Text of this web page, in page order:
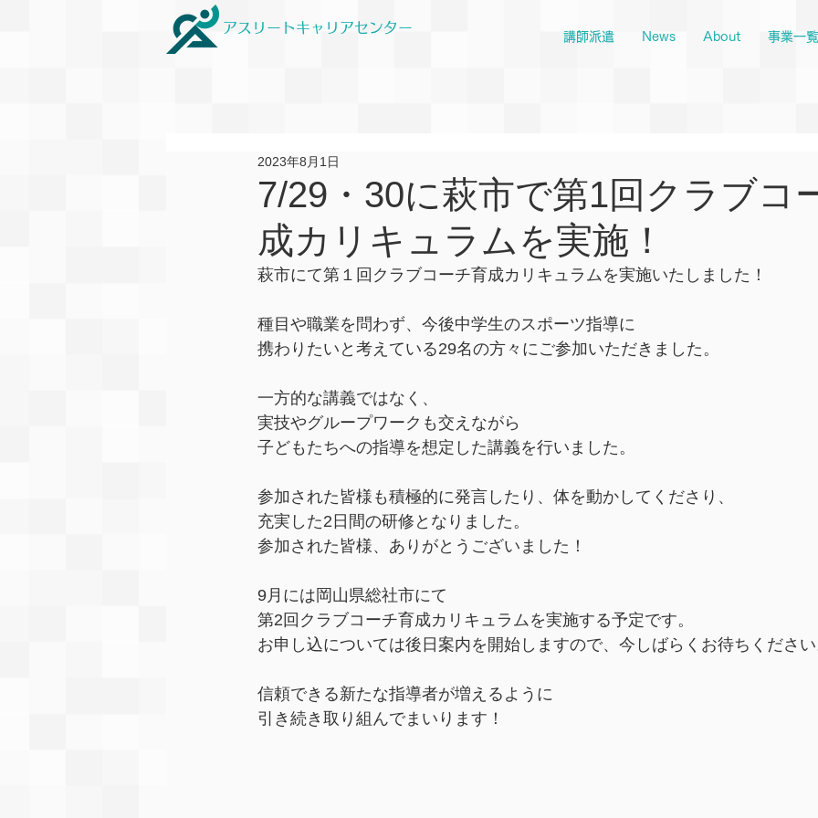
講師派遣 News About 事業一覧
アスリートキャリアセンター
7/29・30に萩市で第1回クラブコ
成カリキュラムを実施！
2023年8月1日
萩市にて第１回クラブコーチ育成カリキュラムを実施いたしました！
種目や職業を問わず、今後中学生のスポーツ指導に
携わりたいと考えている29名の方々にご参加いただきました。
一方的な講義ではなく、
実技やグループワークも交えながら
子どもたちへの指導を想定した講義を行いました。
参加された皆様も積極的に発言したり、体を動かしてくださり、
充実した2日間の研修となりました。
参加された皆様、ありがとうございました！
9月には岡山県総社市にて
第2回クラブコーチ育成カリキュラムを実施する予定です。
お申し込については後日案内を開始しますので、今しばらくお待ちくださ
信頼できる新たな指導者が増えるように
引き続き取り組んでまいります！